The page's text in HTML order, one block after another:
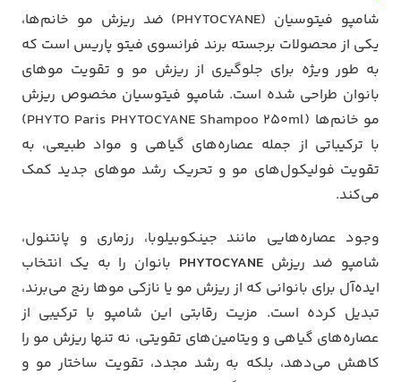
شامپو فیتوسیان (PHYTOCYANE) ضد ریزش مو خانم‌ها،
یکی از محصولات برجسته برند فرانسوی فیتو پاریس است که
به طور ویژه برای جلوگیری از ریزش مو و تقویت موهای
بانوان طراحی شده است. شامپو فیتوسیان مخصوص ریزش
مو خانم‌ها (PHYTO Paris PHYTOCYANE Shampoo 250ml)
با ترکیباتی از جمله عصاره‌های گیاهی و مواد طبیعی، به
تقویت فولیکول‌های مو و تحریک رشد موهای جدید کمک
می‌کند.
وجود عصاره‌هایی مانند جینکوبیلوبا، رزماری و پانتنول،
شامپو ضد ریزشPHYTOCYANE بانوان را به یک انتخاب
ایده‌آل برای بانوانی که از ریزش مو یا نازکی موها رنج می‌برند،
تبدیل کرده است. مزیت رقابتی این شامپو با ترکیبی از
عصاره‌های گیاهی و ویتامین‌های تقویتی، نه تنها ریزش مو را
کاهش می‌دهد، بلکه به رشد مجدد، تقویت ساختار مو و